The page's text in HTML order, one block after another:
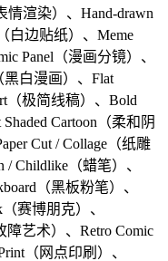
情渲染）、Hand-drawn
白边贴纸）、Meme
Panel（漫画分镜）、
黑白漫画）、Flat
（极简线稿）、Bold
Cartoon（柔和阴
Cut / Collage（纸雕
/ Childlike（蜡笔）、
（黑板粉笔）、
赛博朋克）、
障艺术）、Retro Comic
（网点印刷）、